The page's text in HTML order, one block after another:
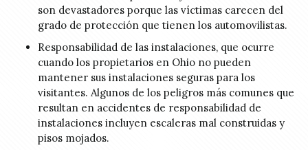
son devastadores porque las víctimas carecen del
grado de protección que tienen los automovilistas.
Responsabilidad de las instalaciones, que ocurre
cuando los propietarios en Ohio no pueden
mantener sus instalaciones seguras para los
visitantes. Algunos de los peligros más comunes que
resultan en accidentes de responsabilidad de
instalaciones incluyen escaleras mal construidas y
pisos mojados.